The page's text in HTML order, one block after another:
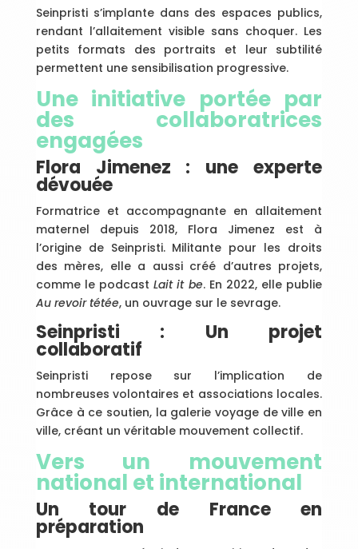
Seinpristi s’implante dans des espaces publics,
rendant l’allaitement visible sans choquer. Les
petits formats des portraits et leur subtilité
permettent une sensibilisation progressive.
Une initiative portée par
des collaboratrices
engagées
Flora Jimenez : une experte
dévouée
Formatrice et accompagnante en allaitement
maternel depuis 2018, Flora Jimenez est à
l’origine de Seinpristi. Militante pour les droits
des mères, elle a aussi créé d’autres projets,
comme le podcastLait it be. En 2022, elle publie
Au revoir tétée, un ouvrage sur le sevrage.
Seinpristi : Un projet
collaboratif
Seinpristi repose sur l’implication de
nombreuses volontaires et associations locales.
Grâce à ce soutien, la galerie voyage de ville en
ville, créant un véritable mouvement collectif.
Vers un mouvement
national et international
Un tour de France en
préparation